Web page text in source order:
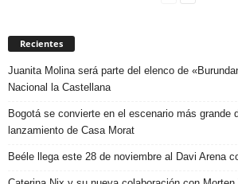
Recientes
Juanita Molina será parte del elenco de
Nacional la Castellana
Bogotá se convierte en el escenario más grande
lanzamiento de Casa Morat
Beéle llega este 28 de noviembre al Davi Arena